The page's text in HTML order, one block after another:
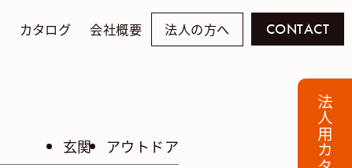
カタログ 会社概要 法人の方へ CONTACT
玄関 アウトドア